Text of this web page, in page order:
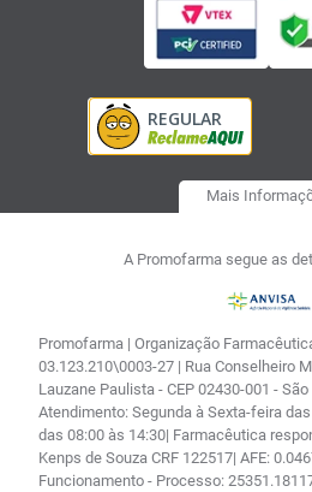
Mais
A Promofarma segue as
Promofarma | Organização
03.123.210\0003-27 | Rua Conselheiro
Lauzane Paulista - CEP 02430-001 -
Atendimento: Segunda à Sexta-feira
das 08:00 às 14:30| Farmacêutica
Kenps de Souza CRF 122517| AFE:
Funcionamento - Processo: